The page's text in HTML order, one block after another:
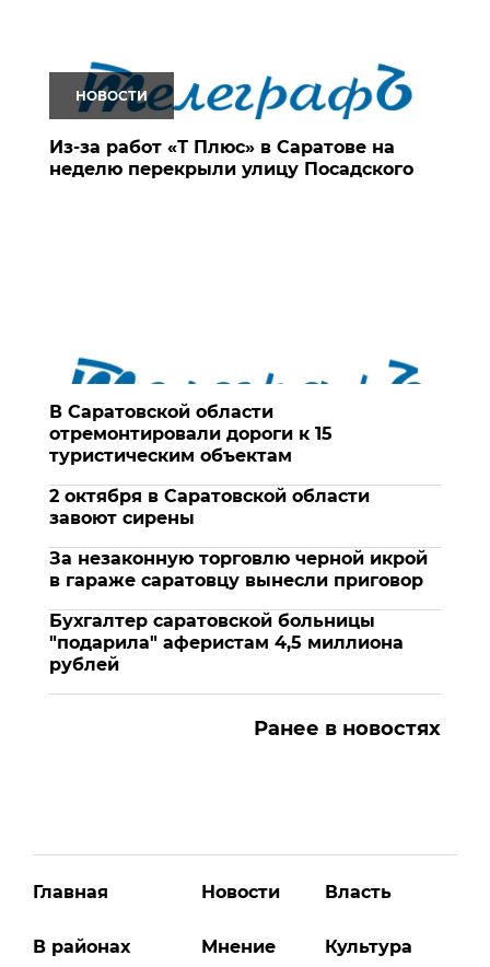
НОВОСТИ
Из-за работ «Т Плюс» в Саратове на
неделю перекрыли улицу Посадского
В Саратовской области
отремонтировали дороги к 15
туристическим объектам
2 октября в Саратовской области
завоют сирены
За незаконную торговлю черной икрой
в гараже саратовцу вынесли приговор
Бухгалтер саратовской больницы
"подарила" аферистам 4,5 миллиона
рублей
Ранее в новостях
Главная
В районах
Новости
Мнение
Власть
Культура